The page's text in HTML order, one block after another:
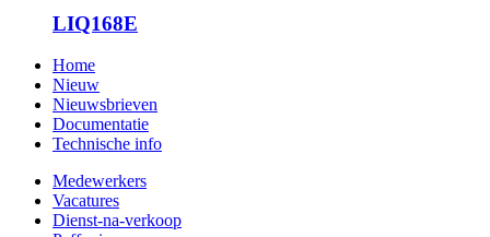
LIQ168E
Home
Nieuw
Nieuwsbrieven
Documentatie
Technische info
Medewerkers
Vacatures
Dienst-na-verkoop